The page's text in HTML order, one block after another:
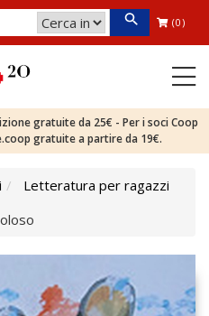
(0)
gratuite da 25€ - Per i soci Coop
gratuite a partire da 19€.
Letteratura per ragazzi